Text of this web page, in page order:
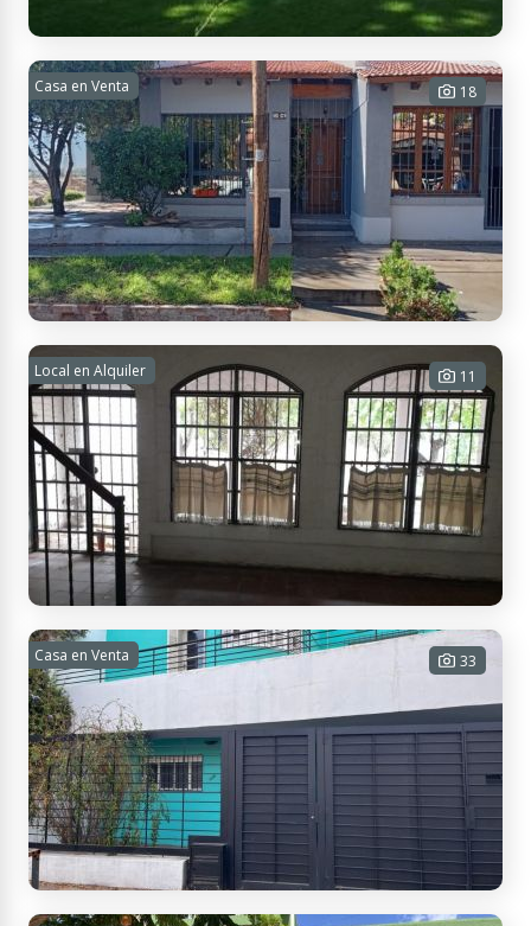
Parque San Martín, Capital, Mendoza, Argentina
Casa Capital Alquiler
5 habitaciones - 6 baños - 2
cocheras - 1400 m² Tot.
USD 6.000 Contactar
Casa en Venta 18
Isla Nueva, M5505 Luján de Cuyo, Mendoza, Argentina
Casa en venta 3 dormitorios
3 habitaciones - 1 baño - 4 cocheras
- 130 m² Cub. - 207 m² Tot.
USD 130.000 Contactar
Local en Alquiler 11
San Juan 165, M5500 Mendoza, Argentina
Local comercial en Alquiler
6 baños - 1 cochera - 500 m² Cub. -
600 m² Tot.
$ 3.500.000 Contactar
Casa en Venta 33
Paso de los Andes 1036, M5500 Capital, Mendoza, Argentina